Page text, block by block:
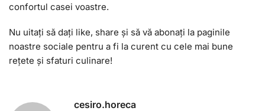
confortul casei voastre.
Nu uitați să dați like, share și să vă abonați la paginile
noastre sociale pentru a fi la curent cu cele mai bune
rețete și sfaturi culinare!
cesiro.horeca